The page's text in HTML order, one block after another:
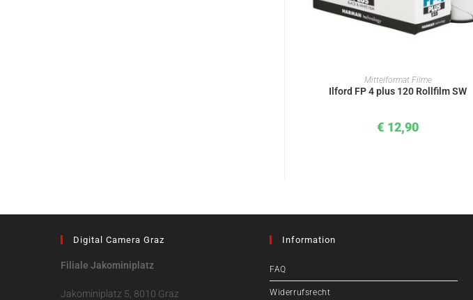
IN DEN WARENKORB
Mittelformat Filme
Ilford FP 4 plus 120 Rollfilm SW
€ 12,90
Digital Camera Graz
Filiale Jakominiplatz
Jakominiplatz 5, 8010 Graz
Information
FAQ
Widerrufsrecht